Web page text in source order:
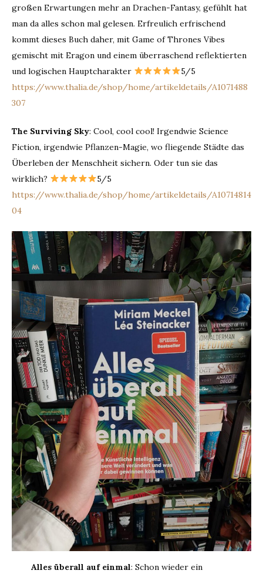
großen Erwartungen mehr an Drachen-Fantasy, gefühlt hat
man da alles schon mal gelesen. Erfreulich erfrischend
kommt dieses Buch daher, mit Game of Thrones Vibes
gemischt mit Eragon und einem überraschend reflektierten
und logischen Hauptcharakter
5/5
https://www.thalia.de/shop/home/artikeldetails/A1071488
307
The Surviving Sky: Cool, cool cool! Irgendwie Science
Fiction, irgendwie Pflanzen-Magie, wo fliegende Städte das
Überleben der Menschheit sichern. Oder tun sie das
wirklich?
5/5
https://www.thalia.de/shop/home/artikeldetails/A10714814
04
Alles überall auf einmal: Schon wieder ein